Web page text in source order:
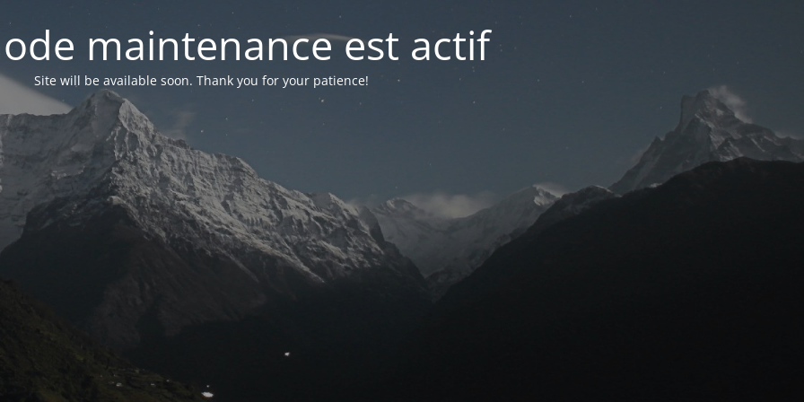
maintenance est actif
Site will be available soon. Thank you for your patience!